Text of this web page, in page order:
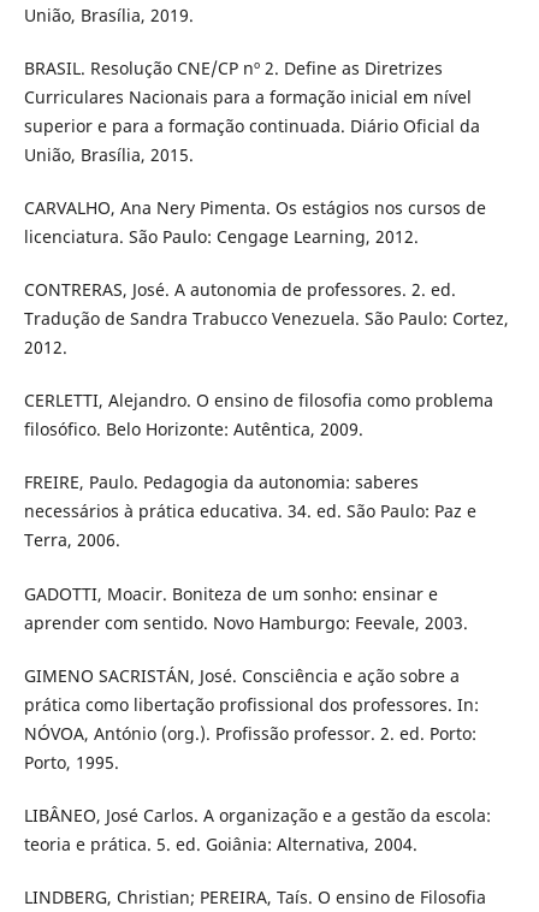
União, Brasília, 2019.
BRASIL. Resolução CNE/CP nº 2. Define as Diretrizes
Curriculares Nacionais para a formação inicial em nível
superior e para a formação continuada. Diário Oficial da
União, Brasília, 2015.
CARVALHO, Ana Nery Pimenta. Os estágios nos cursos de
licenciatura. São Paulo: Cengage Learning, 2012.
CONTRERAS, José. A autonomia de professores. 2. ed.
Tradução de Sandra Trabucco Venezuela. São Paulo: Cortez,
2012.
CERLETTI, Alejandro. O ensino de filosofia como problema
filosófico. Belo Horizonte: Autêntica, 2009.
FREIRE, Paulo. Pedagogia da autonomia: saberes
necessários à prática educativa. 34. ed. São Paulo: Paz e
Terra, 2006.
GADOTTI, Moacir. Boniteza de um sonho: ensinar e
aprender com sentido. Novo Hamburgo: Feevale, 2003.
GIMENO SACRISTÁN, José. Consciência e ação sobre a
prática como libertação profissional dos professores. In:
NÓVOA, António (org.). Profissão professor. 2. ed. Porto:
Porto, 1995.
LIBÂNEO, José Carlos. A organização e a gestão da escola:
teoria e prática. 5. ed. Goiânia: Alternativa, 2004.
LINDBERG, Christian; PEREIRA, Taís. O ensino de Filosofia